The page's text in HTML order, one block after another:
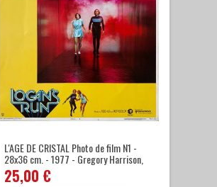
L'AGE DE CRISTAL Photo de film N1 -
28x36 cm. - 1977 - Gregory Harrison,
Donald Moffat -
25,00 €